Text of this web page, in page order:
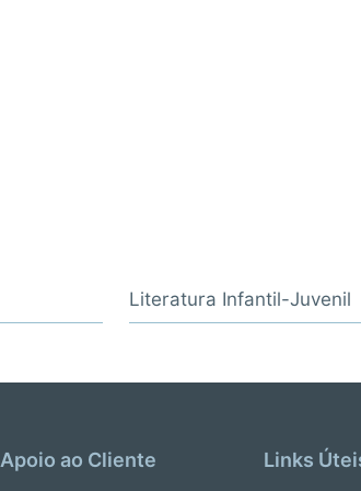
Literatura Infantil-Juvenil
Apoio ao Cliente Links